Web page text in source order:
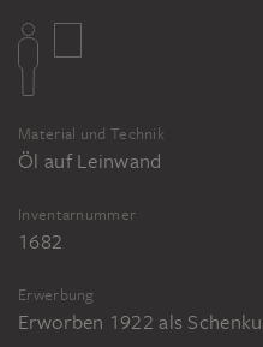
Material und Technik
Öl auf Leinwand
Inventarnummer
1682
Erwerbung
Erworben 1922 als